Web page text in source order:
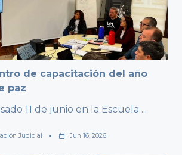
de capacitación del año
paz
11 de junio en la Escuela ...
Judicial Jun 16, 2026